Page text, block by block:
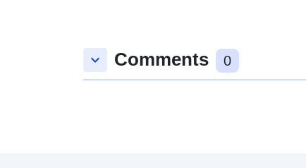
keyboard_arrow_down Comments 0